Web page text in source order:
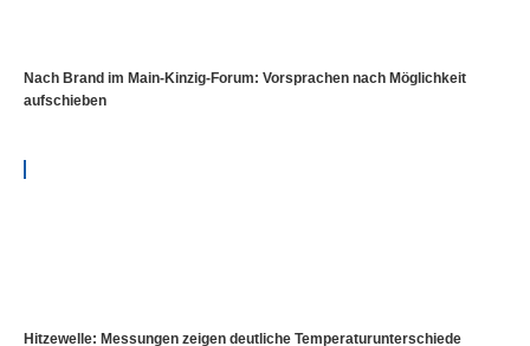
Nach Brand im Main-Kinzig-Forum: Vorsprachen nach Möglichkeit
aufschieben
Hitzewelle: Messungen zeigen deutliche Temperaturunterschiede